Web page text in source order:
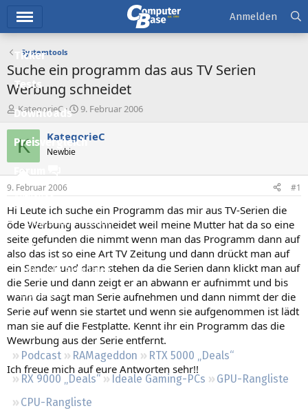
Ticker
Tests
Downloads
Preisvergleich
Forum
Aktuelles
Empfohlene Inhalte
Neue Beiträge
Neueste Aktivitäten
Leserartikel
Regeln
Podcast RAMageddon
RTX 5000 „Deals“
RX 9000 „Deals“
Ideale Gaming-PCs
GPU-Rangliste
CPU-Rangliste
Anmelden
Systemtools
Suche ein programm das aus TV Serien
Werbung schneidet
E
r
s
t
l
e
KategorieC
E
s
t
a
9. Februar 2006
K KategorieC
Newbie
9. Februar 2006 #1
Hi Leute ich suche ein Programm das mir aus TV-Serien die
öde Werbung ausschneidet weil meine Mutter hat da so eine
seite gefunden die nimmt wenn man das Programm dann auf
also das ist so eine Art TV Zeitung und dann drückt man auf
ein Sender und dann stehen da die Serien dann klickt man auf
die Serie und dann zeigt er an abwann er aufnimmt und bis
wann da sagt man Serie aufnehmen und dann nimmt der die
Serie auf wenn sie startet und wenn sie aufgenommen ist lädt
man sie auf die Festplatte. Kennt ihr ein Programm das die
Wewrbung aus der Serie entfernt.
Ich freue mich auf eure Antworten sehr!!